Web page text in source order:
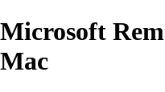
Microsoft
Mac